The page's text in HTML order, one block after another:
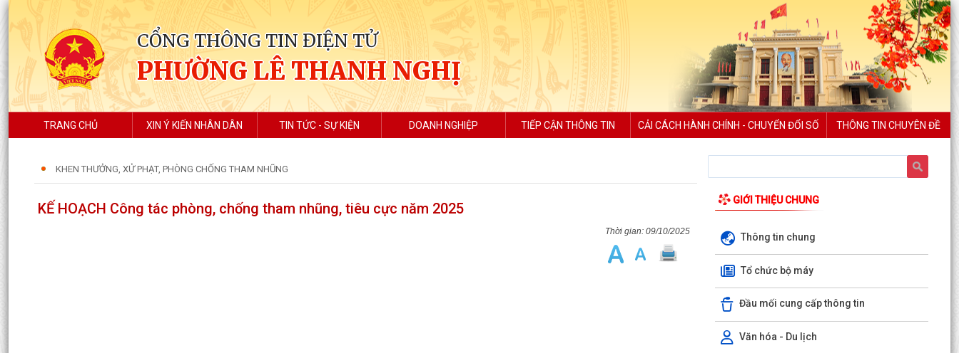
CỔNG THÔNG TIN ĐIỆN TỬ
PHƯỜNG LÊ THANH NGHỊ
TRANG CHỦ XIN Ý KIẾN NHÂN DÂN TIN TỨC - SỰ KIỆN DOANH NGHIỆP TIẾP CẬN THÔNG TIN CẢI CÁCH HÀNH CHÍNH - CHUYỂN ĐỔI SỐ THÔNG TIN CHUYÊN ĐỀ
KHEN THƯỞNG, XỬ PHẠT, PHÒNG CHỐNG THAM NHŨNG
KẾ HOẠCH Công tác phòng, chống tham nhũng, tiêu cực năm 2025
09/10/2025
GIỚI THIỆU CHUNG
Thông tin chung
Tổ chức bộ máy
Đầu mối cung cấp thông tin
Văn hóa - Du lịch
doanh
Lãnh đạo Sở Nội vụ Hải Phòng đối thoại với 130
doanh nghiệp
Hải Phòng giảm thời gian giải quyết từ 50% trở
Giữ 'lửa' nhân lực cấp xã